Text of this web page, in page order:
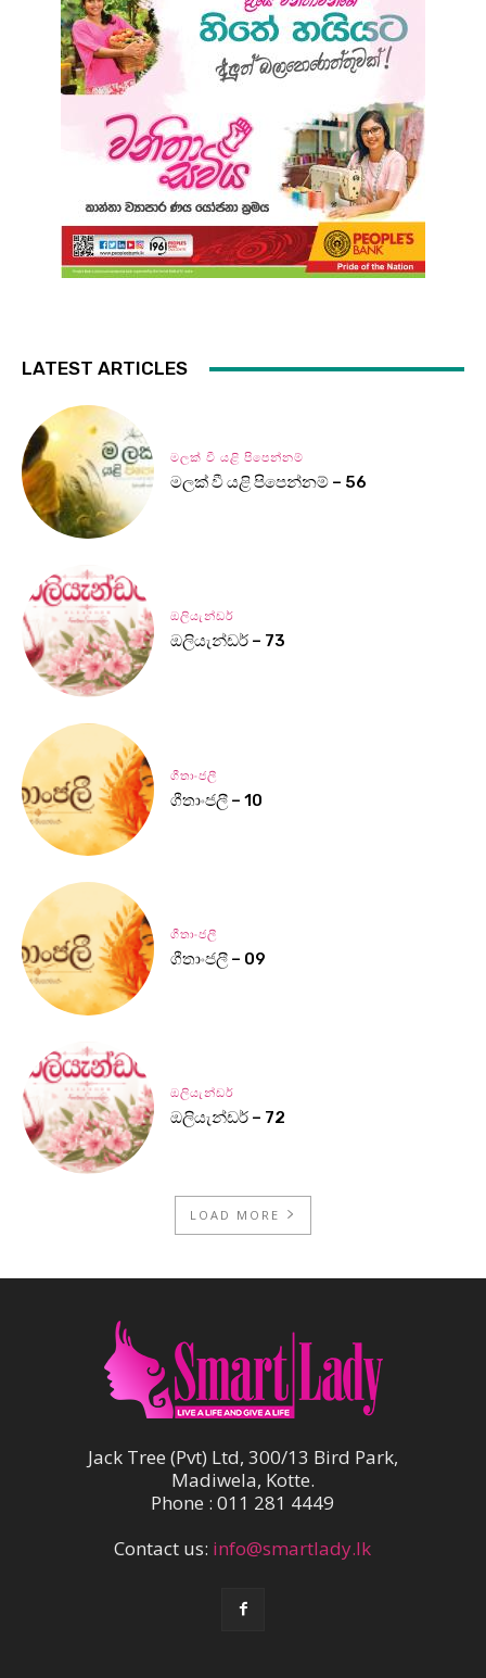
LATEST ARTICLES
මලක් වී යළි පිපෙන්නම්
මලක් වී යළි පිපෙන්නම් – 56
ඔලියැන්ඩර්
ඔලියැන්ඩර් – 73
ගීතාංජලී
ගීතාංජලී – 10
ගීතාංජලී
ගීතාංජලී – 09
ඔලියැන්ඩර්
ඔලියැන්ඩර් – 72
LOAD MORE
Jack Tree (Pvt) Ltd, 300/13 Bird Park,
Madiwela, Kotte.
Phone : 011 281 4449
Contact us: info@smartlady.lk